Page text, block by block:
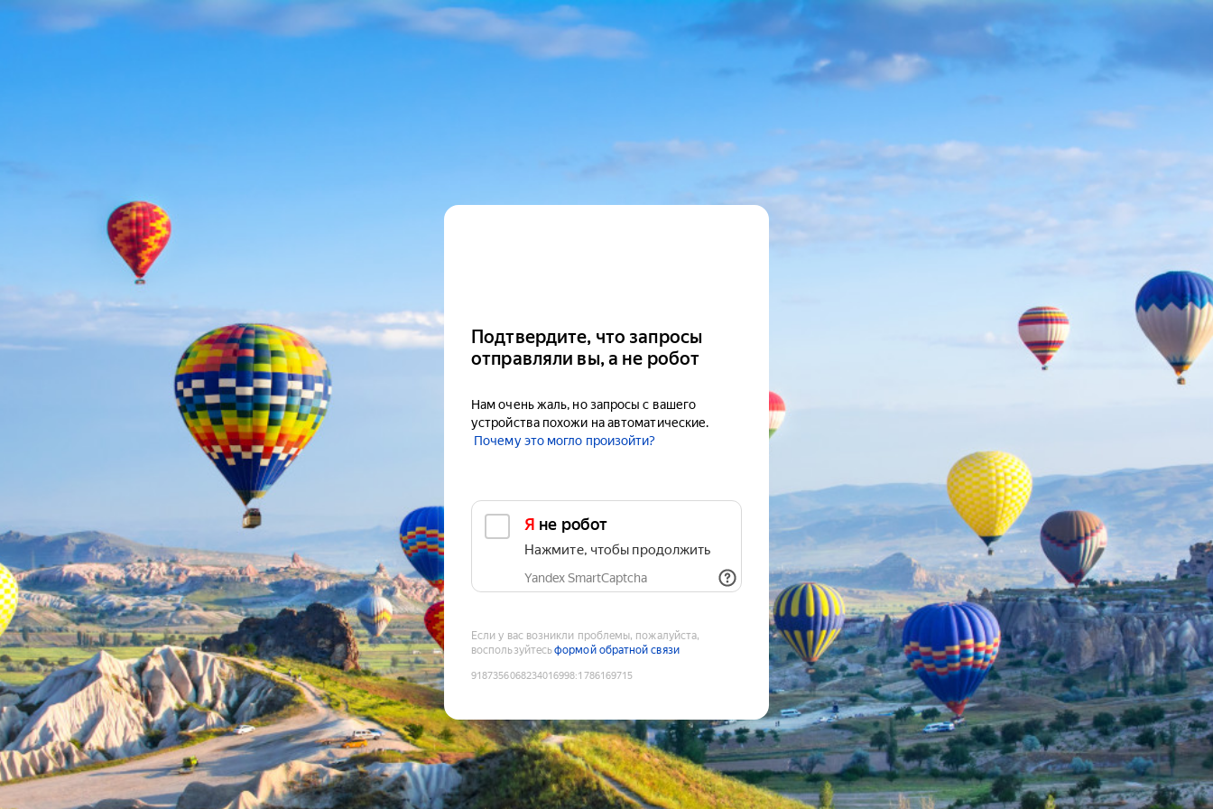
Подтвердите, что запросы
отправляли вы, а не робот
Нам очень жаль, но запросы с вашего
устройства похожи на автоматические.
Почему это могло произойти?
Я не робот
Нажмите, чтобы продолжить
Yandex SmartCaptcha
Если у вас возникли проблемы, пожалуйста,
воспользуйтесьформой обратной связи
9187356068234016998:1786169715